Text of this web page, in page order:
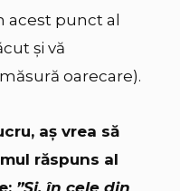
acest punct al
și vă
oarecare).
aș vrea să
răspuns al